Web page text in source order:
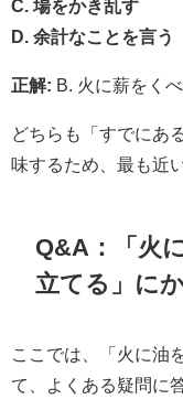
C. 場をかき乱す
D. 余計なことを言う
正解: B. 火に薪をく
どちらも「すでにあ
味するため、最も近
Q&A：「火
立てる」に
ここでは、「火に油
て、よくある疑問に